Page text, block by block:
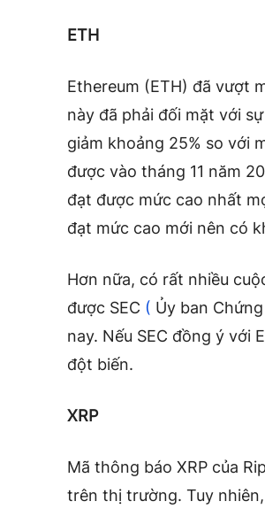
ETH
Ethereum (ETH) đã vượt
này đã phải đối mặt với
giảm khoảng 25% so với
được vào tháng 11 năm
đạt được mức cao nhất
đạt mức cao mới nên có
Hơn nữa, có rất nhiều
được SEC ( Ủy ban
nay. Nếu SEC đồng ý với
đột biến.
XRP
Mã thông báo XRP của
trên thị trường. Tuy